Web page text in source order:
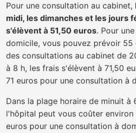
Pour une consultation au cabinet,
midi, les dimanches et les jours
s'élèvent à 51,50 euros. Pour
domicile, vous pouvez prévoir 55
des consultations au cabinet de
à 8 h, les frais s'élèvent à 71,50
71 euros pour une consultation à
Dans la plage horaire de minuit à
l'hôpital peut vous coûter environ
euros pour une consultation à